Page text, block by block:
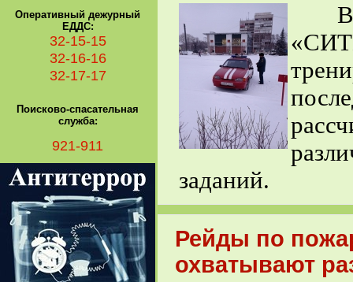
В
заданий.
Рейды по
охватывают
Оперативный дежурный
ЕДДС:
32-15-15
32-16-16
32-17-17
Поисково-спасательная
служба:
921-911